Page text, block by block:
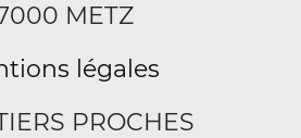
METZ
légales
PROCHES